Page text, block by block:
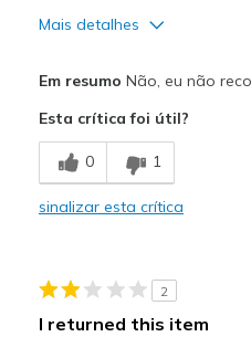
Mais detalhes
Durable
Stylish
Em resumo Não, eu não
Esta crítica foi útil?
0 1
sinalizar esta crítica
2
I returned this item